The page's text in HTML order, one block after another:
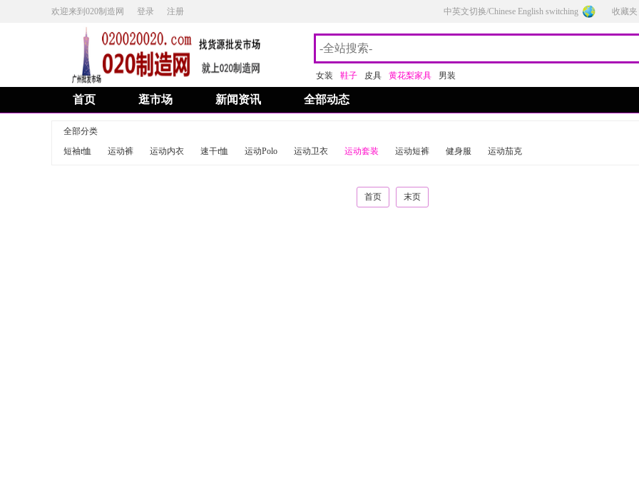
欢迎来到020制造网 登录 注册 中英文切换/Chinese English switching 收藏夹
女装 鞋子 皮具 黄花梨家具 男装
首页 逛市场 新闻资讯 全部动态
全部分类
短袖t恤
运动裤 运动内衣 速干t恤 运动Polo 运动卫衣 运动套装 运动短裤 健身服 运动茄克
首页 末页